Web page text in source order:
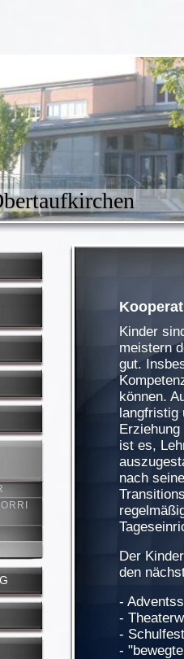
Kinder
meistern
gut.
können.
langfristig
ist es,
nach
Der
den
-
-
-
-